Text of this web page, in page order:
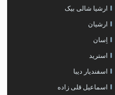
ارشیا شالی بیک
ارشیان
اِسان
استرید
اسفندیار دیبا
اسماعیل قلی زاده